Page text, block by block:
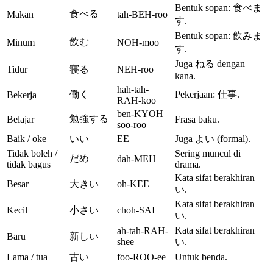
Makan
食べる tah-BEH-roo
Bentuk sopan: 食べま
す.
Minum 飲む NOH-moo
Bentuk sopan: 飲みま
す.
Tidur
寝る NEH-roo
Juga ねる dengan
kana.
Bekerja
働く
hah-tah-
RAH-koo
Pekerjaan: 仕事.
Belajar 勉強する
ben-KYOH
soo-roo
Frasa baku.
Baik / oke
いい EE
Juga よい (formal).
Tidak boleh /
tidak bagus
だめ dah-MEH
Sering muncul di
drama.
Besar
大きい oh-KEE
Kata sifat berakhiran
い.
Kecil
小さい choh-SAI
Kata sifat berakhiran
い.
Baru
新しい
ah-tah-RAH-
shee
Kata sifat berakhiran
い.
Lama / tua
古い foo-ROO-ee
Untuk benda.